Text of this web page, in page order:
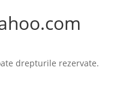
drepturile rezervate.